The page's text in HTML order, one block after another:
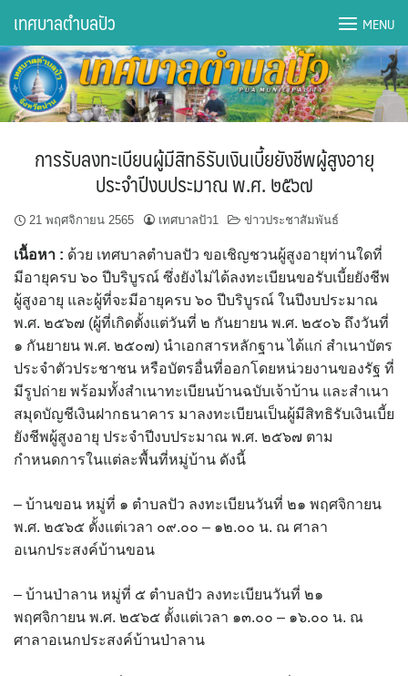
content
DWQA Ask Question
DWQA Questions
กองการศึกษา
กองคลัง
กองช่าง
กองยุทธศาสตร์และงบประมาณ
กองสาธารณสุขฯ
การเปิดเผยข้อมูลข่าวสารปี 2566 integrity transparency
assessment ITA2023
ข้อกำหนดการใช้งาน
ข้อมูลประชากร
ข้อมูลพื้นฐานของศูนย์บริการนักท่องเที่ยว เทศบาลตำบลปัว
ขั้นตอนการขอรับบริการ
งบแสดงฐานะการคลัง
เทศบาลตำบลปัว MENU
การรับลงทะเบียนผู้มีสิทธิรับเงินเบี้ยยังชีพผู้สูงอายุ
ประจำปีงบประมาณ พ.ศ. ๒๕๖๗
21 พฤศจิกายน 2565 เทศบาลปัว1 ข่าวประชาสัมพันธ์
เนื้อหา : ด้วย เทศบาลตำบลปัว ขอเชิญชวนผู้สูงอายุท่านใดที่
มีอายุครบ ๖๐ ปีบริบูรณ์ ซึ่งยังไม่ได้ลงทะเบียนขอรับเบี้ยยังชีพ
ผู้สูงอายุ และผู้ที่จะมีอายุครบ ๖๐ ปีบริบูรณ์ ในปีงบประมาณ
พ.ศ. ๒๕๖๗ (ผู้ที่เกิดตั้งแต่วันที่ ๒ กันยายน พ.ศ. ๒๕๐๖ ถึงวันที่
๑ กันยายน พ.ศ. ๒๕๐๗) นำเอกสารหลักฐาน ได้แก่ สำเนาบัตร
ประจำตัวประชาชน หรือบัตรอื่นที่ออกโดยหน่วยงานของรัฐ ที่
มีรูปถ่าย พร้อมทั้งสำเนาทะเบียนบ้านฉบับเจ้าบ้าน และสำเนา
สมุดบัญชีเงินฝากธนาคาร มาลงทะเบียนเป็นผู้มีสิทธิรับเงินเบี้ย
ยังชีพผู้สูงอายุ ประจำปีงบประมาณ พ.ศ. ๒๕๖๗ ตาม
กำหนดการในแต่ละพื้นที่หมู่บ้าน ดังนี้
– บ้านขอน หมู่ที่ ๑ ตำบลปัว ลงทะเบียนวันที่ ๒๑ พฤศจิกายน
พ.ศ. ๒๕๖๕ ตั้งแต่เวลา ๐๙.๐๐ – ๑๒.๐๐ น. ณ ศาลา
อเนกประสงค์บ้านขอน
– บ้านป่าลาน หมู่ที่ ๕ ตำบลปัว ลงทะเบียนวันที่ ๒๑
พฤศจิกายน พ.ศ. ๒๕๖๕ ตั้งแต่เวลา ๑๓.๐๐ – ๑๖.๐๐ น. ณ
ศาลาอเนกประสงค์บ้านป่าลาน